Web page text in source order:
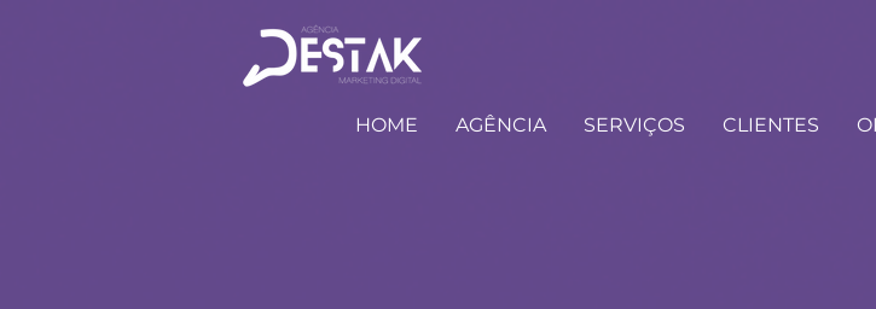
HOME AGÊNCIA SERVIÇOS CLIENTES